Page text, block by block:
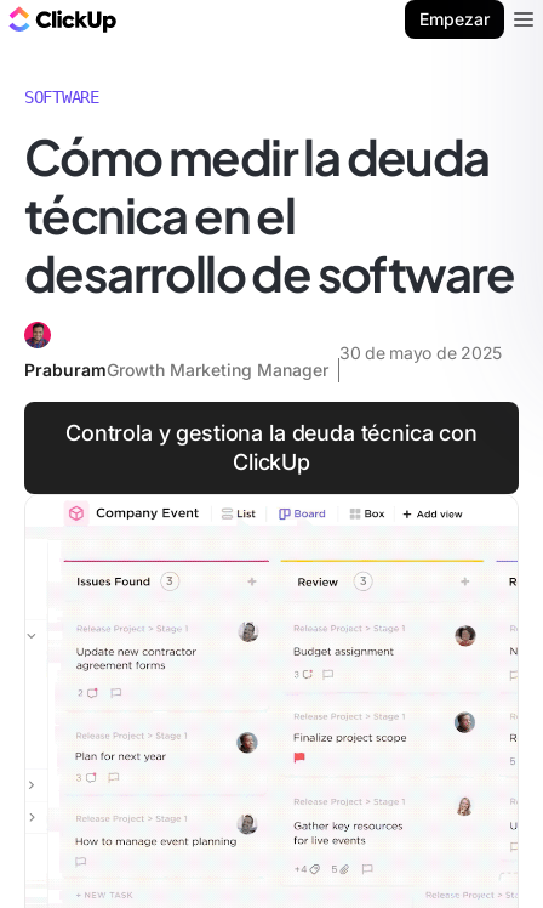
Empezar
SOFTWARE
Cómo medir la deuda
técnica en el
desarrollo de software
PraburamGrowth Marketing Manager
30 de mayo de 2025
Controla y gestiona la deuda técnica con
ClickUp